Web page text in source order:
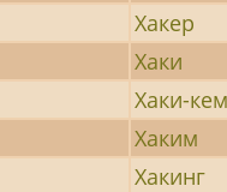
Хакер
Хаки
Хаки-
Хаким
Хакинг